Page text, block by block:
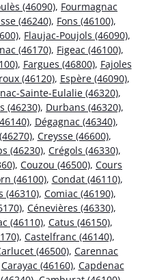
(46090), Fourmagnac
(46240), Fons (46100),
, Flaujac-Poujols (46090),
(46170), Figeac (46100),
, Fargues (46800), Fajoles
(46120), Espère (46090),
Sainte-Eulalie (46320),
(46230), Durbans (46320),
, Dégagnac (46340),
, Creysse (46600),
(46230), Crégols (46330),
, Couzou (46500), Cours
(46100), Condat (46110),
(46310), Comiac (46190),
, Cénevières (46330),
(46110), Catus (46150),
, Castelfranc (46140),
(46500), Carennac
Carayac (46160), Capdenac